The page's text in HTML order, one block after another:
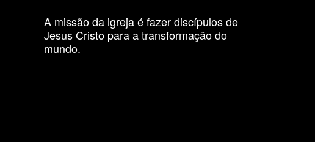
A missão da igreja é fazer discípulos de
Jesus Cristo para a transformação do
mundo.